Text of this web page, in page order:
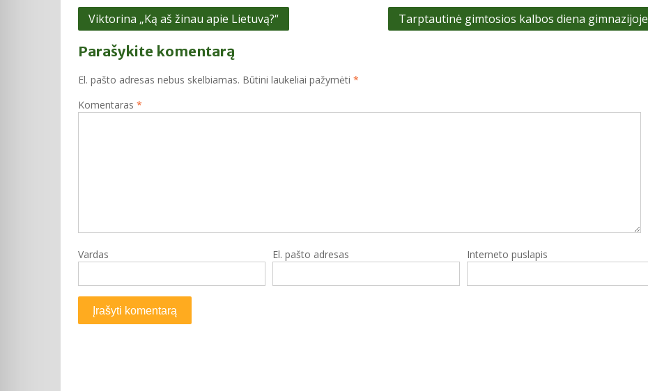
Navigacija
įrašų
Viktorina „Ką aš žinau apie Lietuvą?“ Tarptautinė gimtosios kalbos diena gimnazijoje
Parašykite komentarą
El. pašto adresas nebus skelbiamas. Būtini laukeliai pažymėti *
Komentaras *
Vardas El. pašto adresas Interneto puslapis